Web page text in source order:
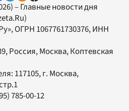
– Главные новости дня
, ОГРН 1067761730376, ИНН
Россия, Москва, Коптевская
117105, г. Москва,
785-00-12